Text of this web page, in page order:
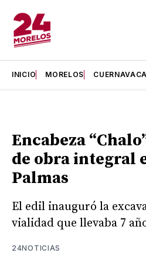
INICIO MORELOS CUERNAVACA
Encabeza
de obra integral
Palmas
El edil inauguró la
vialidad que llevaba 7
24NOTICIAS